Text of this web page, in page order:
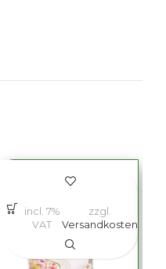
incl. 7%
VAT
zzgl.
Versandkosten